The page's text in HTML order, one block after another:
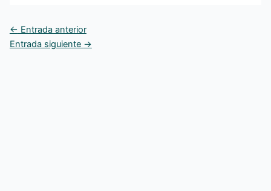
← Entrada anterior
Entrada siguiente →